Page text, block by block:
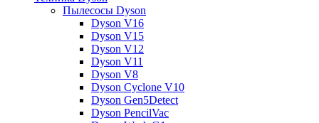
Пылесосы Dyson
Dyson V16
Dyson V15
Dyson V12
Dyson V11
Dyson V8
Dyson Cyclone V10
Dyson Gen5Detect
Dyson PencilVac